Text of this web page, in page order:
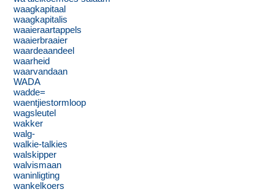
waagkapitaal
waagkapitalis
waaieraartappels
waaierbraaier
waardeaandeel
waarheid
waarvandaan
WADA
wadde=
waentjiestormloop
wagsleutel
wakker
walg-
walkie-talkies
walskipper
walvismaan
waninligting
wankelkoers